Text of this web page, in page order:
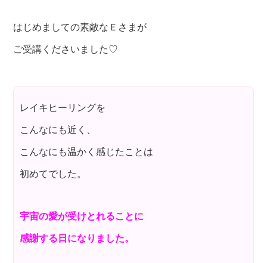
はじめましての素敵なＥさまが
ご受講くださいました♡
レイキヒーリングを
こんなにも近く、
こんなにも温かく感じたことは
初めてでした。
宇宙の愛が受けとれることに
感謝する日になりました。